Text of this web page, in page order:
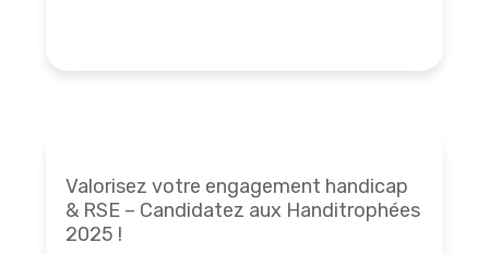
Valorisez votre engagement handicap
& RSE – Candidatez aux Handitrophées
2025 !